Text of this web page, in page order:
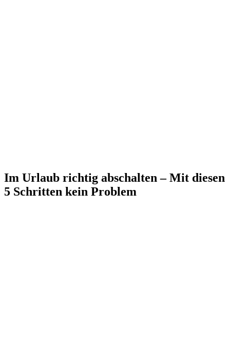
Im Urlaub richtig abschalten – Mit diesen
5 Schritten kein Problem